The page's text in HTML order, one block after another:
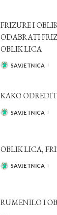
FRIZURE I
ODABRATI
OBLIK LICA
POSTED
SAVJETNICA
KAKO
POSTED
SAVJETNICA
OBLIK LICA,
POSTED
SAVJETNICA
RUMENILO I